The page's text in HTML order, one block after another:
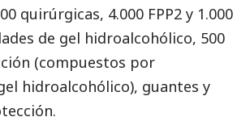
quirúrgicas, 4.000 FPP2 y 1.000
de gel hidroalcohólico, 500
(compuestos por
hidroalcohólico), guantes y